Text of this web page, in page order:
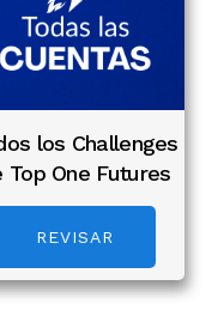
los Challenges
Top One Futures
REVISAR